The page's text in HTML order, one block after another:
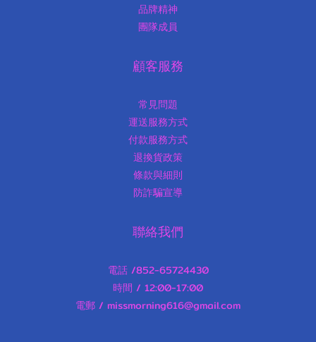
品牌精神
團隊成員
顧客服務
常見問題
運送服務方式
付款服務方式
退換貨政策
條款與細則
防詐騙宣導
聯絡我們
電話 /852-65724430
時間 / 12:00-17:00
電郵 / missmorning616@gmail.com